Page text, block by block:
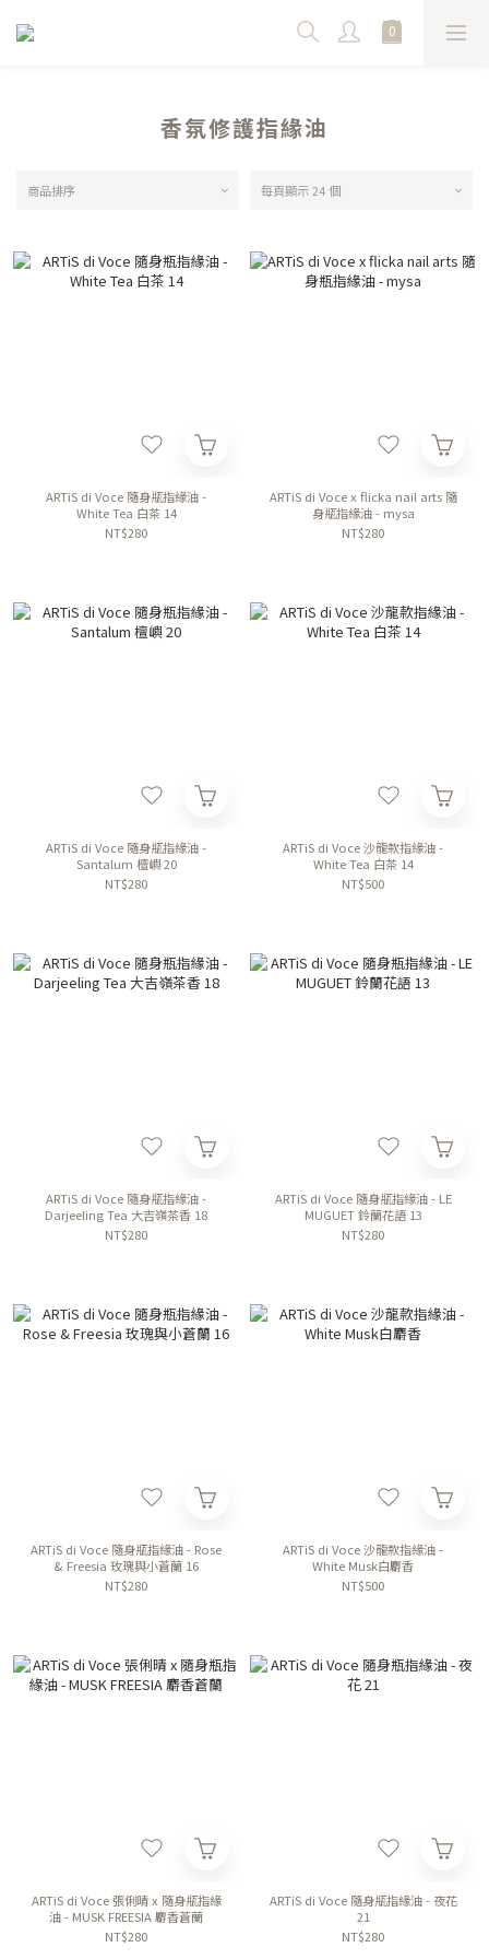
香氛修護指緣油
商品排序 每頁顯示 24 個
ARTiS di Voce 隨身瓶指緣油 -
White Tea 白茶 14
NT$280
ARTiS di Voce x flicka nail arts 隨
身瓶指緣油 - mysa
NT$280
ARTiS di Voce 隨身瓶指緣油 -
Santalum 檀嶼 20
NT$280
ARTiS di Voce 沙龍款指緣油 -
White Tea 白茶 14
NT$500
ARTiS di Voce 隨身瓶指緣油 -
Darjeeling Tea 大吉嶺茶香 18
NT$280
ARTiS di Voce 隨身瓶指緣油 - LE
MUGUET 鈴蘭花語 13
NT$280
ARTiS di Voce 隨身瓶指緣油 - Rose
& Freesia 玫瑰與小蒼蘭 16
NT$280
ARTiS di Voce 沙龍款指緣油 -
White Musk白麝香
NT$500
ARTiS di Voce 張俐晴 x 隨身瓶指緣
油 - MUSK FREESIA 麝香蒼蘭
NT$280
ARTiS di Voce 隨身瓶指緣油 - 夜花
21
NT$280